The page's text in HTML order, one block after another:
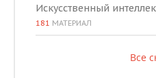
Искусственный
181 МАТЕРИАЛ
Все